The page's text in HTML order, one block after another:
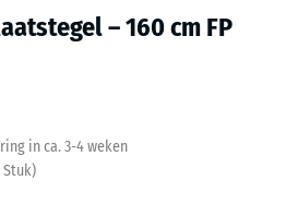
– 160 cm FP
in ca. 3-4 weken